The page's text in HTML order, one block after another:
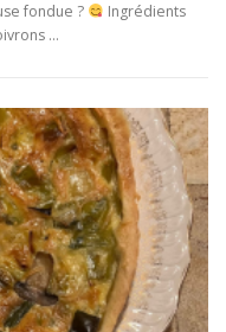
fondue ?
Ingrédients
…